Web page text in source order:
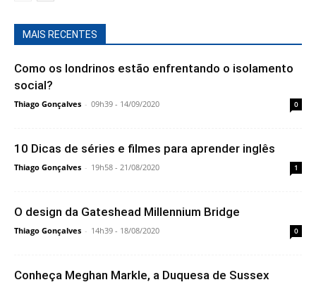
MAIS RECENTES
Como os londrinos estão enfrentando o isolamento
social?
Thiago Gonçalves - 09h39 - 14/09/2020 0
10 Dicas de séries e filmes para aprender inglês
Thiago Gonçalves - 19h58 - 21/08/2020 1
O design da Gateshead Millennium Bridge
Thiago Gonçalves - 14h39 - 18/08/2020 0
Conheça Meghan Markle, a Duquesa de Sussex